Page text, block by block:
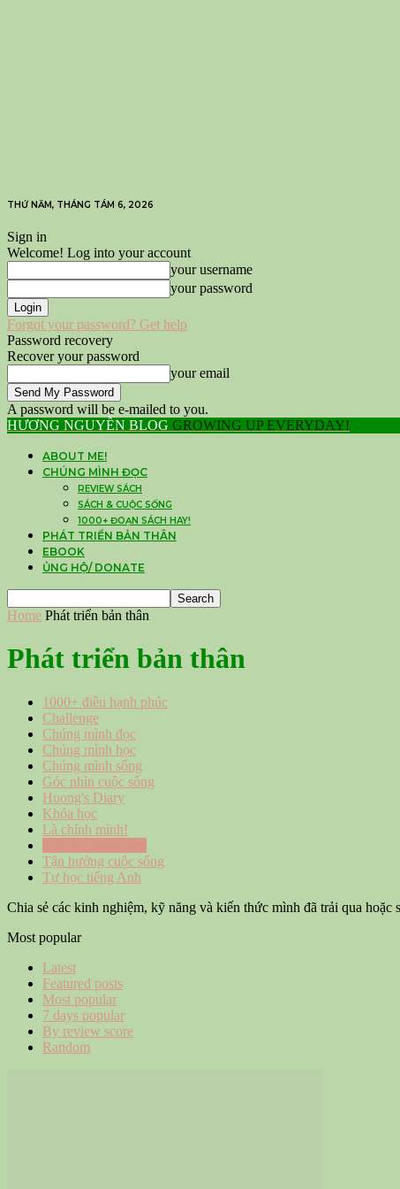
THỨ NĂM, THÁNG TÁM 6, 2026
Sign in
Welcome! Log into your account
your username
your password
Forgot your password? Get help
Password recovery
Recover your password
your email
A password will be e-mailed to you.
HƯƠNG NGUYỄN BLOG GROWING UP EVERYDAY!
ABOUT ME!
CHÚNG MÌNH ĐỌC
REVIEW SÁCH
SÁCH & CUỘC SỐNG
1000+ ĐOẠN SÁCH HAY!
PHÁT TRIỂN BẢN THÂN
EBOOK
ỦNG HỘ/ DONATE
Home Phát triển bản thân
Phát triển bản thân
1000+ điều hạnh phúc
Challenge
Chúng mình đọc
Chúng mình học
Chúng mình sống
Góc nhìn cuộc sống
Huong's Diary
Khóa học
Là chính mình!
Tận hưởng cuộc sống
Tự học tiếng Anh
Chia sẻ các kinh nghiệm, kỹ năng và kiến thức mình đã trải qua
Most popular
Latest
Featured posts
Most popular
7 days popular
By review score
Random